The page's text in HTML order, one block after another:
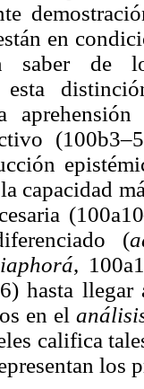
en
saber de
esta
capacidad
(
,
hasta
en el
califica
los